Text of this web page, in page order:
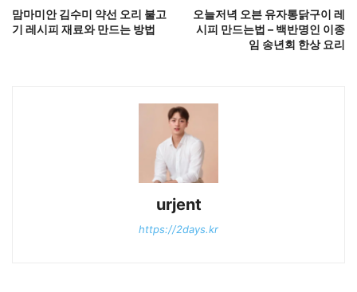
맘마미안 김수미 약선 오리 불고
기 레시피 재료와 만드는 방법
오늘저녁 오븐 유자통닭구이 레
시피 만드는법 – 백반명인 이종
임 송년회 한상 요리
urjent
https://2days.kr